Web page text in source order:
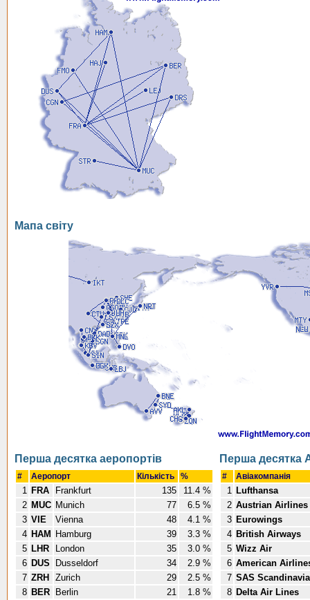
Мапа світу
Перша десятка аеропортів
# Аеропорт Кількість %
1 FRA Frankfurt 135
11.4 %
2 MUC Munich 77
6.5 %
3 VIE Vienna 48
4.1 %
4 HAM Hamburg 39
3.3 %
5 LHR London 35
3.0 %
6 DUS Dusseldorf 34
2.9 %
7 ZRH Zurich 29
2.5 %
8 BER Berlin 21
1.8 %
Перша десятка
# Авіакомпанія
1 Lufthansa
2 Austrian Airlines
3 Eurowings
4 British Airways
5 Wizz Air
6 American
7 SAS
8 Delta Air Lines